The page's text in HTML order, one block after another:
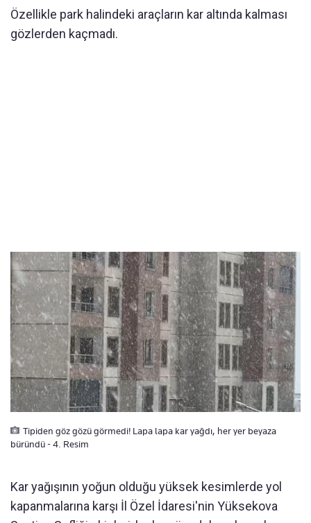
Özellikle park halindeki araçların kar altında kalması
gözlerden kaçmadı.
Tipiden göz gözü görmedi! Lapa lapa kar yağdı, her yer beyaza
büründü - 4. Resim
Kar yağışının yoğun olduğu yüksek kesimlerde yol
kapanmalarına karşı İl Özel İdaresi'nin Yüksekova